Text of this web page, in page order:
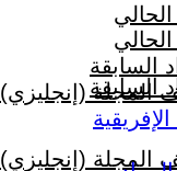
السابقة
المجلة (إنجليزي)
الحالي
السابقة
المجلة (إنجليزي)